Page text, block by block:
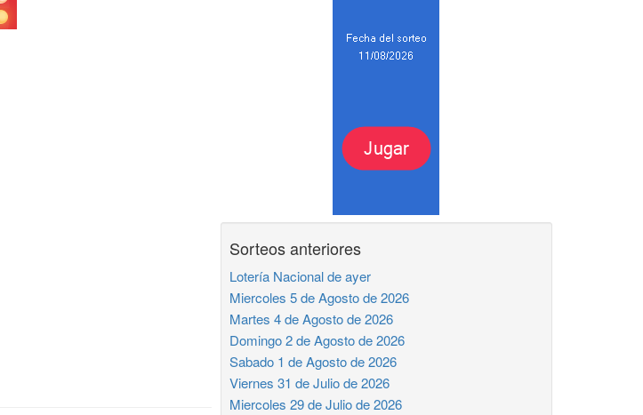
Sorteos anteriores
Lotería Nacional de ayer
Miercoles 5 de Agosto de 2026
Martes 4 de Agosto de 2026
Domingo 2 de Agosto de 2026
Sabado 1 de Agosto de 2026
Viernes 31 de Julio de 2026
Miercoles 29 de Julio de 2026